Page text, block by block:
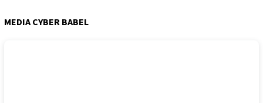
MEDIA CYBER BABEL